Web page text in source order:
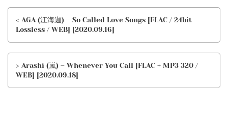
< AGA (江海迦) – So Called Love Songs [FLAC / 24bit
Lossless / WEB] [2020.09.16]
> Arashi (嵐) – Whenever You Call [FLAC + MP3 320 /
WEB] [2020.09.18]